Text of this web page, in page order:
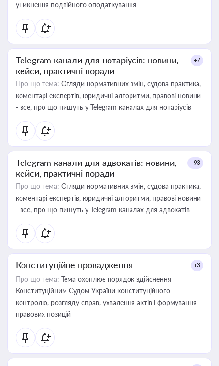
уникнення подвійного оподаткування
Telegram канали для нотаріусів: новини,
кейси, практичні поради
+7
Про що тема: Огляди нормативних змін, судова практика,
коментарі експертів, юридичні алгоритми, правові новини
- все, про що пишуть у Telegram каналах для нотаріусів
Telegram канали для адвокатів: новини,
кейси, практичні поради
+93
Про що тема: Огляди нормативних змін, судова практика,
коментарі експертів, юридичні алгоритми, правові новини
- все, про що пишуть у Telegram каналах для адвокатів
Конституційне провадження +3
Про що тема: Тема охоплює порядок здійснення
Конституційним Судом України конституційного
контролю, розгляду справ, ухвалення актів і формування
правових позицій